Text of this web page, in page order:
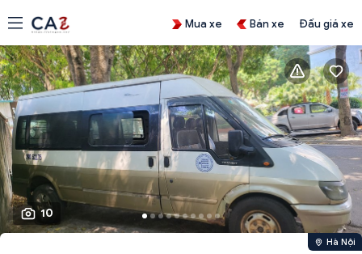
Mua xe Bán xe Đấu giá xe
10
Hà Nội